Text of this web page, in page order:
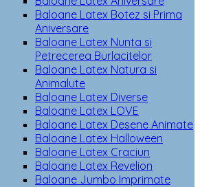
Baloane Latex Botez si Prima
Aniversare
Baloane Latex Nunta si
Petrecerea Burlacitelor
Baloane Latex Natura si
Animalute
Baloane Latex Diverse
Baloane Latex LOVE
Baloane Latex Desene Animate
Baloane Latex Halloween
Baloane Latex Craciun
Baloane Latex Revelion
Baloane Jumbo Imprimate